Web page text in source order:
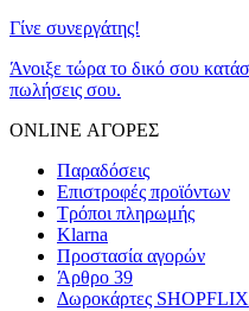
Γίνε συνεργάτης!
Άνοιξε τώρα το δικό σου
πωλήσεις σου.
ONLINE ΑΓΟΡΕΣ
Παραδόσεις
Επιστροφές προϊόντων
Τρόποι πληρωμής
Klarna
Προστασία αγορών
Άρθρο 39
Δωροκάρτες SHOPFLIX